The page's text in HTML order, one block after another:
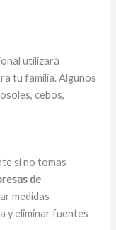
utilizará
tu familia. Algunos
cebos,
si no tomas
de
medidas
y eliminar fuentes